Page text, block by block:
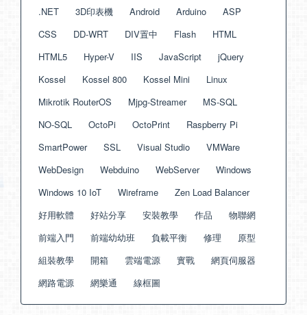
.NET 3D印表機 Android Arduino
ASP
CSS
DD-WRT DIV置中 Flash
HTML
HTML5
Hyper-V IIS JavaScript
jQuery
Kossel
Kossel 800 Kossel Mini
Linux
Mikrotik RouterOS
Mjpg-Streamer
MS-SQL
NO-SQL
OctoPi OctoPrint
Raspberry Pi
SmartPower
SSL Visual Studio
VMWare
WebDesign
Webduino WebServer
Windows
Windows 10 IoT
Wireframe
Zen Load Balancer
好用軟體
好站分享 安裝教學 作品
物聯網
前端入門
前端幼幼班 負載平衡 修理
原型
組裝教學
開箱 雲端電源 實戰
網頁伺服器
網路電源
網樂通 線框圖